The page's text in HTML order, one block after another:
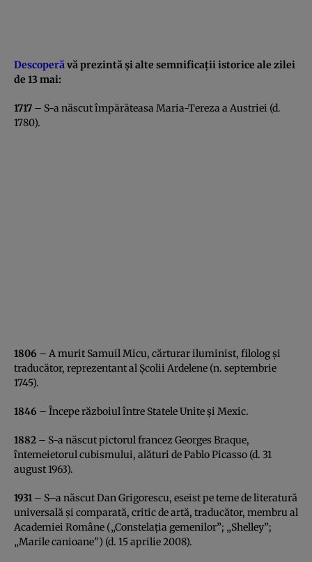
Descoperăvă prezintă şi alte semnificaţii istorice ale zilei
de 13 mai:
1717 – S-a născut împărăteasa Maria-Tereza a Austriei (d.
1780).
1806 – A murit Samuil Micu, cărturar iluminist, filolog şi
traducător, reprezentant al Şcolii Ardelene (n. septembrie
1745).
1846 – Începe războiul între Statele Unite şi Mexic.
1882 – S-a născut pictorul francez Georges Braque,
întemeietorul cubismului, alături de Pablo Picasso (d. 31
august 1963).
1931 – S–a născut Dan Grigorescu, eseist pe teme de literatură
universală şi comparată, critic de artă, traducător, membru al
Academiei Române („Constelaţia gemenilor”; „Shelley”;
„Marile canioane”) (d. 15 aprilie 2008).